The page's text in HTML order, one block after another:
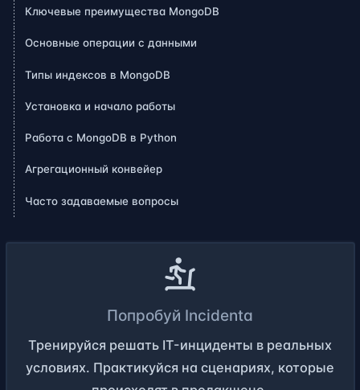
Ключевые преимущества MongoDB
Основные операции с данными
Типы индексов в MongoDB
Установка и начало работы
Работа с MongoDB в Python
Агрегационный конвейер
Часто задаваемые вопросы
Попробуй Incidenta
Тренируйся решать IT-инциденты в реальных
условиях. Практикуйся на сценариях, которые